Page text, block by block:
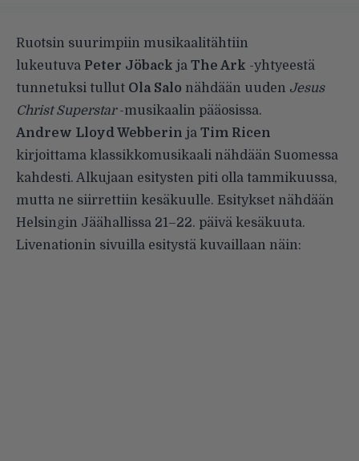
Ruotsin suurimpiin musikaalitähtiin
lukeutuva Peter Jöback ja The Ark -yhtyeestä
tunnetuksi tullut Ola Salo nähdään uuden Jesus
Christ Superstar-musikaalin pääosissa.
Andrew Lloyd Webberin ja Tim Ricen
kirjoittama klassikkomusikaali nähdään Suomessa
kahdesti. Alkujaan esitysten piti olla tammikuussa,
mutta ne siirrettiin kesäkuulle. Esitykset nähdään
Helsingin Jäähallissa 21–22. päivä kesäkuuta.
Livenationin sivuilla esitystä kuvaillaan näin: